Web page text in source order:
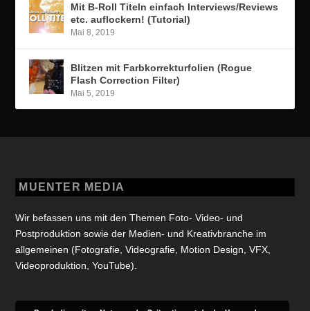
Mit B-Roll Titeln einfach Interviews/Reviews
etc. auflockern! (Tutorial)
Mai 8, 2019
Blitzen mit Farbkorrekturfolien (Rogue
Flash Correction Filter)
Mai 5, 2019
MUENTER MEDIA
Wir befassen uns mit den Themen Foto- Video- und
Postproduktion sowie der Medien- und Kreativbranche im
allgemeinen (Fotografie, Videografie, Motion Design, VFX,
Videoproduktion, YouTube).